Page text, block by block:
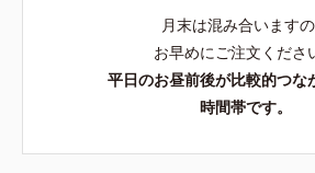
月末は混み合います
お早めにご注文くださ
平日のお昼前後が比較的つな
時間帯です。